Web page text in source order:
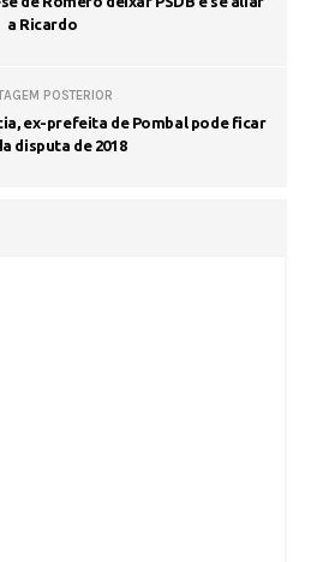
a Ricardo
POSTERIOR
ex-prefeita de Pombal pode ficar
disputa de 2018